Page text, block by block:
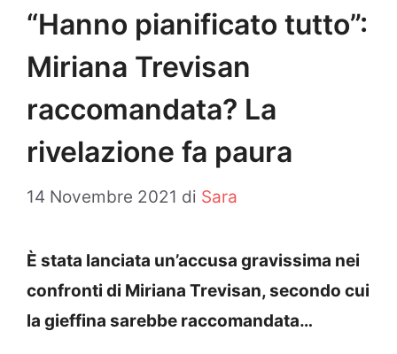
“Hanno pianificato tutto”:
Miriana Trevisan
raccomandata? La
rivelazione fa paura
14 Novembre 2021 di Sara
È stata lanciata un’accusa gravissima nei
confronti di Miriana Trevisan, secondo cui
la gieffina sarebbe raccomandata…